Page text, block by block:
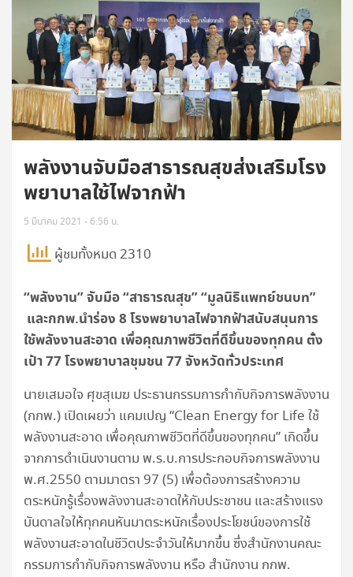
พลังงานจับมือสาธารณสุขส่งเสริมโรง
พยาบาลใช้ไฟจากฟ้า
5 มีนาคม 2021 - 6:56 น.
ผู้ชมทั้งหมด 2310
“พลังงาน” จับมือ “สาธารณสุข” “มูลนิธิแพทย์ชนบท”
และกกพ.นำร่อง 8 โรงพยาบาลไฟจากฟ้าสนับสนุนการ
ใช้พลังงานสะอาด เพื่อคุณภาพชีวิตที่ดีขึ้นของทุกคน ตั้ง
เป้า 77 โรงพยาบาลชุมชน 77 จังหวัดทั่วประเทศ
นายเสมอใจ ศุขสุเมฆ ประธานกรรมการกำกับกิจการพลังงาน
(กกพ.) เปิดเผยว่า แคมเปญ “Clean Energy for Life ใช้
พลังงานสะอาด เพื่อคุณภาพชีวิตที่ดีขึ้นของทุกคน” เกิดขึ้น
จากการดำเนินงานตาม พ.ร.บ.การประกอบกิจการพลังงาน
พ.ศ.2550 ตามมาตรา 97 (5) เพื่อต้องการสร้างความ
ตระหนักรู้เรื่องพลังงานสะอาดให้กับประชาชน และสร้างแรง
บันดาลใจให้ทุกคนหันมาตระหนักเรื่องประโยชน์ของการใช้
พลังงานสะอาดในชีวิตประจำวันให้มากขึ้น ซึ่งสำนักงานคณะ
กรรมการกำกับกิจการพลังงาน หรือ สำนักงาน กกพ.